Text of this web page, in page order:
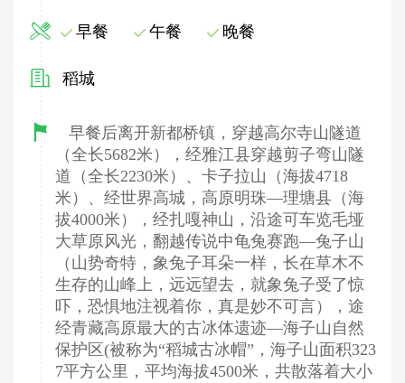
早餐 午餐 晚餐
稻城
早餐后离开新都桥镇，穿越高尔寺山隧道
（全长5682米），经雅江县穿越剪子弯山隧
道（全长2230米）、卡子拉山（海拔4718
米）、经世界高城，高原明珠—理塘县（海
拔4000米），经扎嘎神山，沿途可车览毛垭
大草原风光，翻越传说中龟兔赛跑—兔子山
（山势奇特，象兔子耳朵一样，长在草木不
生存的山峰上，远远望去，就象兔子受了惊
吓，恐惧地注视着你，真是妙不可言），途
经青藏高原最大的古冰体遗迹—海子山自然
保护区(被称为“稻城古冰帽”，海子山面积323
7平方公里，平均海拔4500米，共散落着大小